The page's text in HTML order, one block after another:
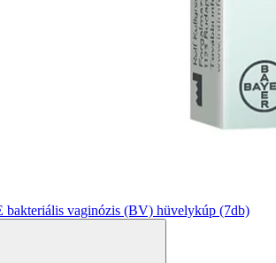
vaginózis (BV) hüvelykúp (7db)